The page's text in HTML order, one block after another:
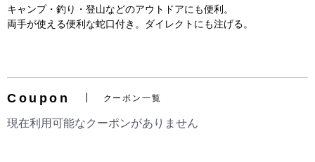
キャンプ・釣り・登山などのアウトドアにも便利。
両手が使える便利な蛇口付き。ダイレクトにも注げる。
Coupon クーポン一覧
現在利用可能なクーポンがありません